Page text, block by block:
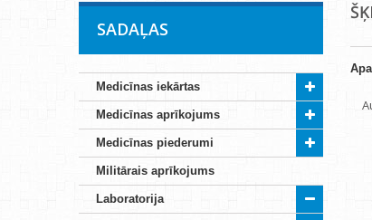
SADAĻAS
Medicīnas iekārtas
Medicīnas aprīkojums
Medicīnas piederumi
Militārais aprīkojums
Laboratorija